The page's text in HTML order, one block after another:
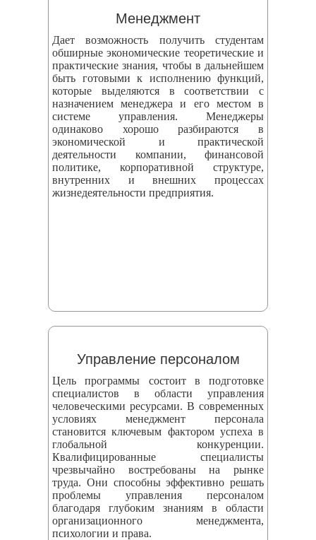
Менеджмент
Дает возможность получить студентам
обширные экономические теоретические и
практические знания, чтобы в дальнейшем
быть готовыми к исполнению функций,
которые выделяются в соответствии с
назначением менеджера и его местом в
системе управления. Менеджеры
одинаково хорошо разбираются в
экономической и практической
деятельности компании, финансовой
политике, корпоративной структуре,
внутренних и внешних процессах
жизнедеятельности предприятия.
Управление персоналом
Цель программы состоит в подготовке
специалистов в области управления
человеческими ресурсами. В современных
условиях менеджмент персонала
становится ключевым фактором успеха в
глобальной конкуренции.
Квалифицированные специалисты
чрезвычайно востребованы на рынке
труда. Они способны эффективно решать
проблемы управления персоналом
благодаря глубоким знаниям в области
организационного менеджмента,
психологии и права.